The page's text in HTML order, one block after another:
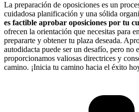
La preparación de oposiciones es un
cuidadosa planificación y una sólida
es factible aprobar oposiciones por tu
ofrecen la orientación que necesitas para
prepararte y obtener tu plaza deseada.
autodidacta puede ser un desafío, pero no
proporcionamos valiosas directrices y
camino. ¡Inicia tu camino hacia el éxito